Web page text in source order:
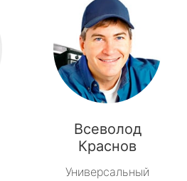
Всеволод
Краснов
Универсальный